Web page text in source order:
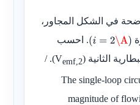
في الشكل المجاور،
(i=2\A)
. احسب
الثانية
(Vemf,2)
. /
The single-loop
magnitude of